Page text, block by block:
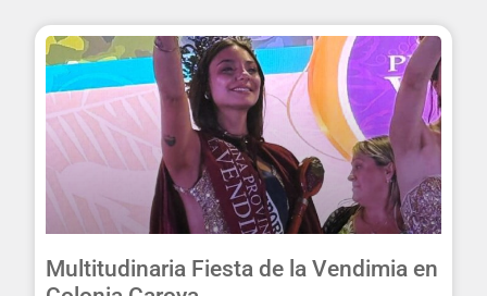
Multitudinaria Fiesta de la Vendimia en